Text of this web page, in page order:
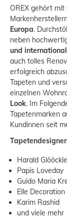
OREX gehört mit
Europa.
neben
und
auch tolles
erfolgreich
Tapeten und
einzelnen
Look. Im
Tapetenmarken
Kundinnen seit
Harald
Papis Loveday
Guido Maria
Elle Decoration
Karim Rashid
und viele mehr